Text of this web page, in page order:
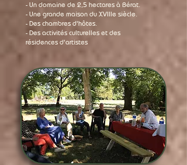
- Un domaine de 2,5 hectares à Bérat.
- Une grande maison du XVIIIe siècle.
- Des chambres d'hôtes.
- Des activités culturelles et des
résidences d'artistes